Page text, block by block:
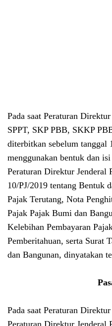
Pada saat Peraturan
SPPT, SKP PBB, SKKP
diterbitkan sebelum tanggal
menggunakan bentuk dan
Peraturan Direktur Jenderal
10/PJ/2019 tentang Bentuk
Pajak Terutang, Nota
Pajak Pajak Bumi dan
Kelebihan Pembayaran
Pemberitahuan, serta Surat
dan Bangunan, dinyatakan
Pada saat Peraturan
Peraturan Direktur Jenderal